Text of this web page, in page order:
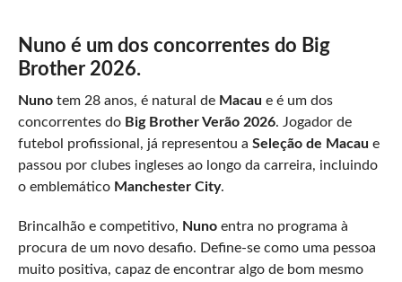
Nuno é um dos concorrentes do Big
Brother 2026.
Nunotem 28 anos, é natural de Macau e é um dos
concorrentes do Big Brother Verão 2026. Jogador de
futebol profissional, já representou a Seleção de Macau e
passou por clubes ingleses ao longo da carreira, incluindo
o emblemático Manchester City.
Brincalhão e competitivo, Nunoentra no programa à
procura de um novo desafio. Define-se como uma pessoa
muito positiva, capaz de encontrar algo de bom mesmo